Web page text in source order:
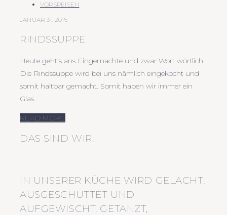
VORSPEISEN
JANUAR 31, 2016
RINDSSUPPE
Heute geht’s ans Eingemachte und zwar Wort wörtlich.
Die Rindssuppe wird bei uns nämlich eingekocht und
somit haltbar gemacht. Somit haben wir immer ein
Glas..
READ MORE
DAS SIND WIR:
IN UNSERER KÜCHE WIRD GELACHT,
AUSGESCHÜTTET UND
AUFGEWISCHT, GETANZT,